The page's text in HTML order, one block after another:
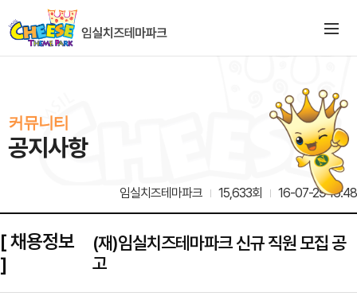
커뮤니티
공지사항
임실치즈테마파크 15,633회 16-07-29 16:48
[ 채용정보
]
(재)임실치즈테마파크 신규 직원 모집 공
고